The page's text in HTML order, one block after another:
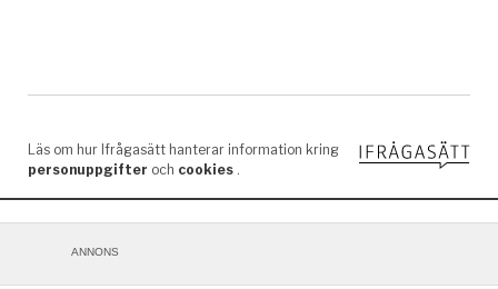
ANNONS